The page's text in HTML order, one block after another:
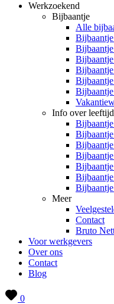
Werkzoekend
Bijbaantje
Alle
Info over
Meer
Contact
Bruto
Voor werkgevers
Over ons
Contact
Blog
0